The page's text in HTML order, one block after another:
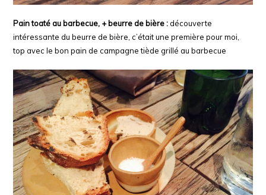
Pain toaté au barbecue, + beurre de bière : découverte
intéressante du beurre de bière, c’était une première pour moi,
top avec le bon pain de campagne tiède grillé au barbecue